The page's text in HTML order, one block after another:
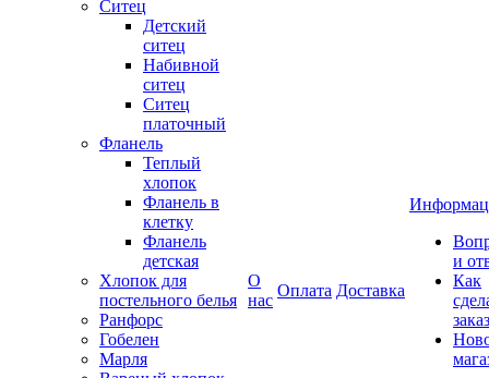
Ситец
Детский
ситец
Набивной
ситец
Ситец
платочный
Фланель
Теплый
хлопок
Фланель в
клетку
Фланель
детская
Хлопок для
постельного белья
Ранфорс
Гобелен
Марля
О
нас
Оплата Доставка
и
Как
заказ